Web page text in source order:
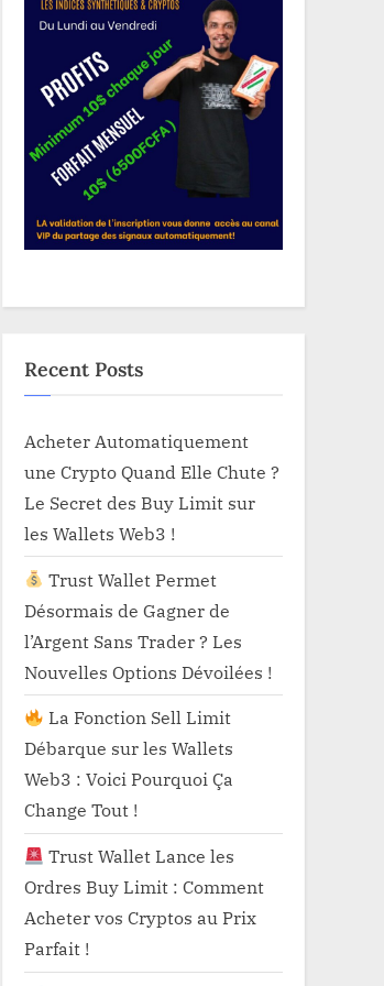
Trust Wallet Lance les
Ordres Buy Limit : Comment
Acheter vos Cryptos au Prix
Parfait !
Recent Posts
Acheter Automatiquement
une Crypto Quand Elle Chute ?
Le Secret des Buy Limit sur
les Wallets Web3 !
Trust Wallet Permet
Désormais de Gagner de
l’Argent Sans Trader ? Les
Nouvelles Options Dévoilées !
La Fonction Sell Limit
Débarque sur les Wallets
Web3 : Voici Pourquoi Ça
Change Tout !
Trust Wallet Lance les
Ordres Buy Limit : Comment
Acheter vos Cryptos au Prix
Parfait !